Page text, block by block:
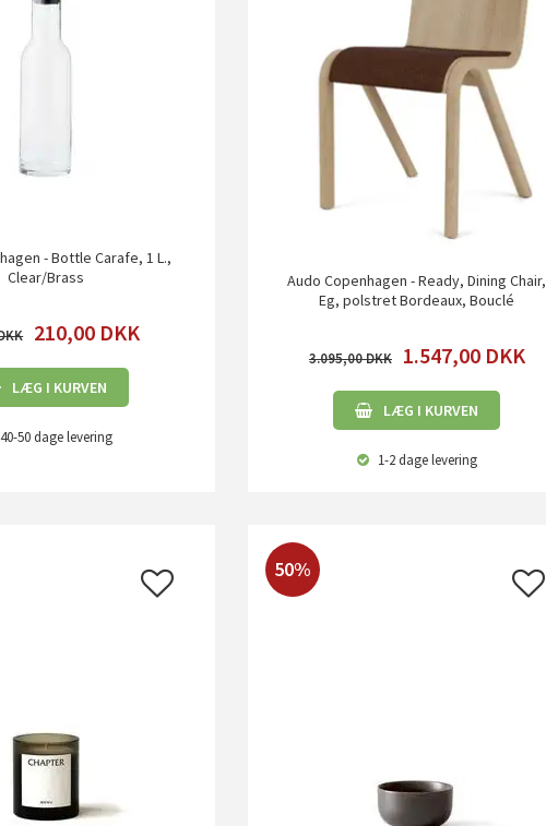
- Bottle Carafe, 1 L.,
Clear/Brass
210,00 DKK
LÆG I KURVEN
50 dagelevering
Audo Copenhagen - Ready, Dining Chair,
Eg, polstret Bordeaux, Bouclé
3.095,00 1.547,00 DKK
LÆG I KURVEN
1-2 dagelevering
50%